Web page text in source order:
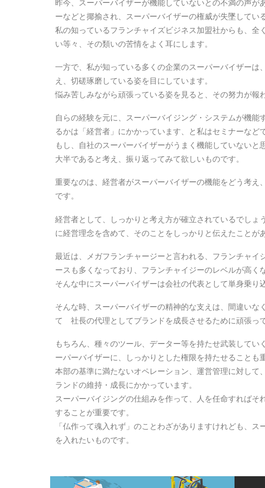
昨今、スーパーバイザーが機能していないとの不満の声が
ーなどと揶揄され、スーパーバイザーの権威が失墜してい
私の知っているフランチャイズビジネス加盟社からも、全
い等々、その類いの苦情をよく耳にします。
一方で、私が知っている多くの企業のスーパーバイザーは
え、切磋琢磨している姿を目にしています。
悩み苦しみながら頑張っている姿を見ると、その努力が報
自らの経験を元に、スーパーバイジング・システムが機能
るかは「経営者」にかかっています、と私はセミナーなど
もし、自社のスーパーバイザーがうまく機能していない
大半であると考え、振り返ってみて欲しいものです。
重要なのは、経営者がスーパーバイザーの機能をどう考え
です。
経営者として、しっかりと考え方が確立されているでしょ
に経営理念を含めて、そのことをしっかりと伝えたことが
最近は、メガフランチャージーと言われる、フランチャイ
ースも多くなっており、フランチャイジーのレベルが高く
そんな中にスーパーバイザーは会社の代表として単身乗り
そんな時、スーパーバイザーの精神的な支えは、間違いな
て 社長の代理としてブランドを成長させるために頑張っ
もちろん、種々のツール、データー等を持たせ武装してい
ーパーバイザーに、しっかりとした権限を持たせることも
本部の基準に満たないオペレーション、運営管理に対して
ランドの維持・成長にかかっています。
スーパーバイジングの仕組みを作って、人を任命すればそ
することが重要です。
「仏作って魂入れず」のことわざがありますけれども、
を入れたいものです。